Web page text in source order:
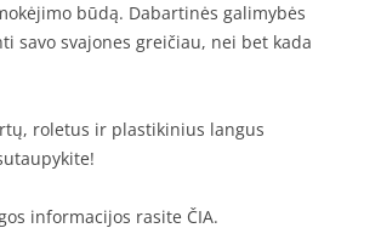
būdą. Dabartinės galimybės
savo svajones greičiau, nei bet kada
roletus ir plastikinius langus
informacijos rasite ČIA.